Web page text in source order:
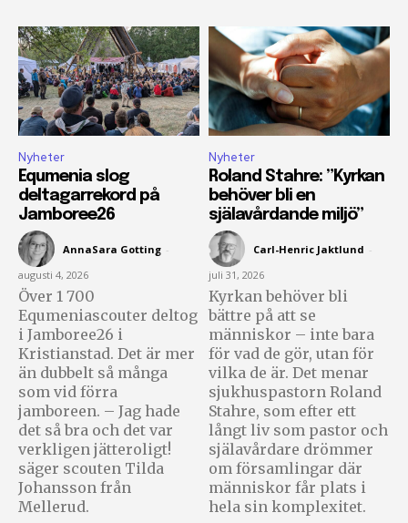
Nyheter
Equmenia slog
deltagarrekord på
Jamboree26
AnnaSara Gotting -
augusti 4, 2026
Över 1 700
Equmeniascouter deltog
i Jamboree26 i
Kristianstad. Det är mer
än dubbelt så många
som vid förra
jamboreen. – Jag hade
det så bra och det var
verkligen jätteroligt!
säger scouten Tilda
Johansson från
Mellerud.
Nyheter
Roland Stahre: ”Kyrkan
behöver bli en
själavårdande miljö”
Carl-Henric Jaktlund -
juli 31, 2026
Kyrkan behöver bli
bättre på att se
människor – inte bara
för vad de gör, utan för
vilka de är. Det menar
sjukhuspastorn Roland
Stahre, som efter ett
långt liv som pastor och
själavårdare drömmer
om församlingar där
människor får plats i
hela sin komplexitet.